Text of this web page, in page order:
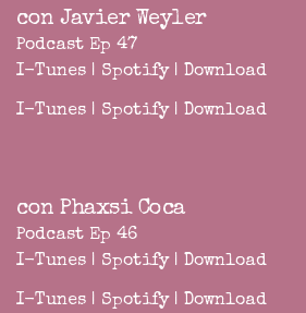
con Javier Weyler
Podcast Ep 47
I-Tunes | Spotify| Download
I-Tunes | Spotify| Download
con Phaxsi Coca
Podcast Ep 46
I-Tunes | Spotify| Download
I-Tunes | Spotify| Download